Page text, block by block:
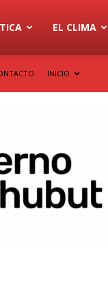
EL CLIMA
INICIO